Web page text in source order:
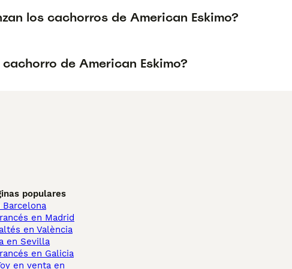
los cachorros de American Eskimo?
de American Eskimo?
populares
Barcelona
en Madrid
en València
en Sevilla
en Galicia
en venta en